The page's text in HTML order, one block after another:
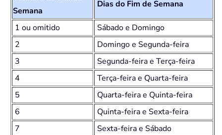
Semana
Dias do Fim de Semana
1 ou omitido
Sábado e Domingo
2
Domingo e Segunda-feira
3
Segunda-feira e Terça-feira
4
Terça-feira e Quarta-feira
5
Quarta-feira e Quinta-feira
6
Quinta-feira e Sexta-feira
7
Sexta-feira e Sábado